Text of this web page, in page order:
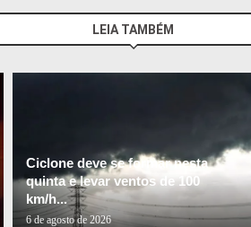
LEIA TAMBÉM
Ciclone deve se formar nesta
quinta e levar ventos de 100
km/h...
6 de agosto de 2026